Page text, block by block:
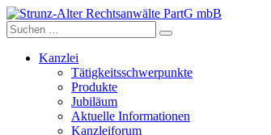
Skip
to
content
Kanzlei
Tätigkeitsschwerpunkte
Produkte
Jubiläum
Aktuelle Informationen
Kanzleiforum